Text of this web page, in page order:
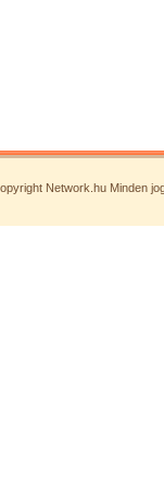
Network.hu Minden